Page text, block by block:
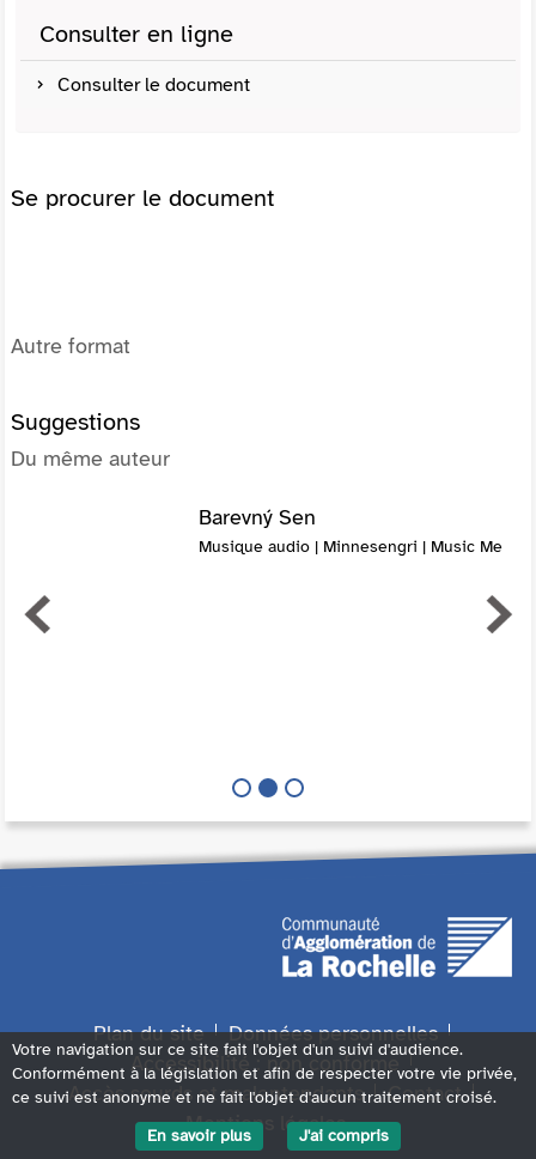
Consulter en ligne
Consulter le document
Se procurer le document
Autre format
Suggestions
Du même auteur
Barevný Sen
Musique audio | Minnesengri | Music Me
Plan du site
Données personnelles
Accessibilité : non conforme
Accès sourds et malentendants
Contact
Mentions légales
Votre navigation sur ce site fait l'objet d'un suivi d'audience.
Conformément à la législation et afin de respecter votre vie privée,
ce suivi est anonyme et ne fait l'objet d'aucun traitement croisé.
En savoir plus
J'ai compris